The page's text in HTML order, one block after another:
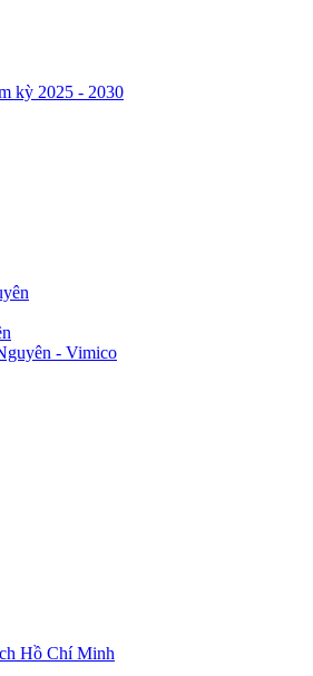
kỳ 2025 - 2030
- Vimico
Hồ Chí Minh